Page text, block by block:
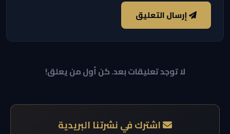
إرسال التعليق
لا توجد تعليقات بعد. كن أول من يعلق!
اشترك في نشرتنا البريدية